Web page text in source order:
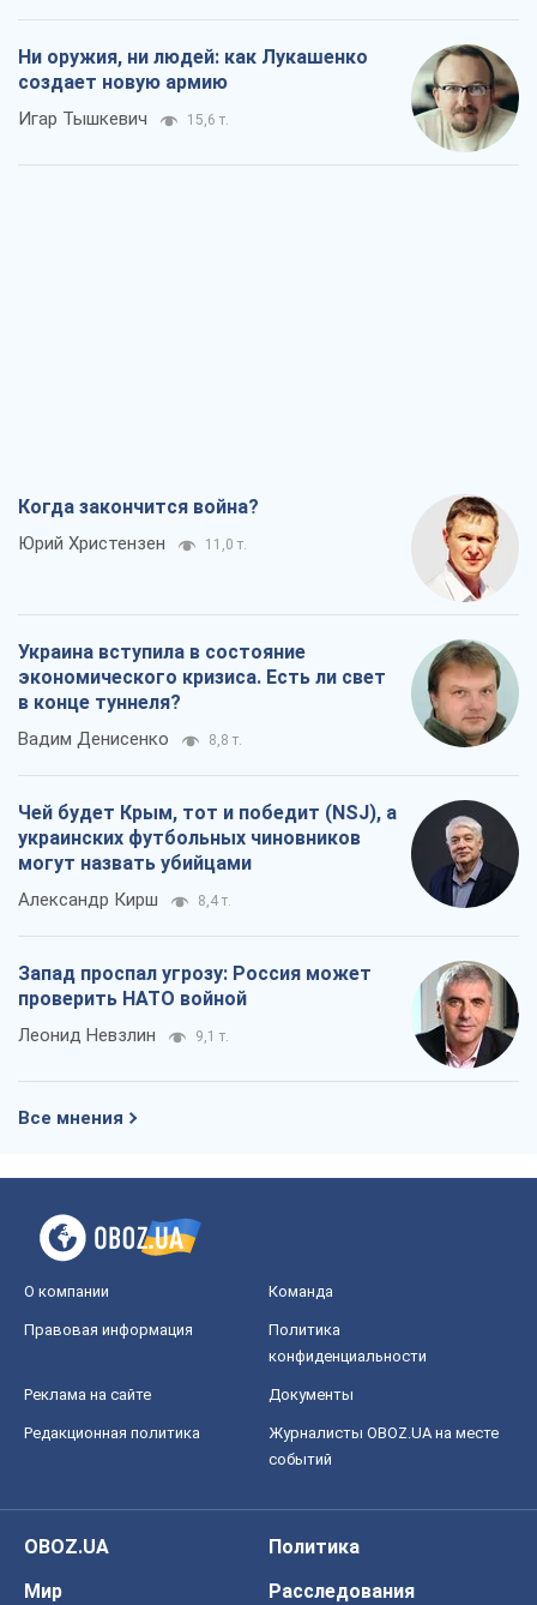
Ни оружия, ни людей: как Лукашенко
создает новую армию
Игар Тышкевич 15,6 т.
Когда закончится война?
Юрий Христензен 11,0 т.
Украина вступила в состояние
экономического кризиса. Есть ли свет
в конце туннеля?
Вадим Денисенко 8,8 т.
Чей будет Крым, тот и победит (NSJ), а
украинских футбольных чиновников
могут назвать убийцами
Александр Кирш 8,4 т.
Запад проспал угрозу: Россия может
проверить НАТО войной
Леонид Невзлин 9,1 т.
Все мнения
О компании Команда
Правовая информация
Политика
конфиденциальности
Реклама на сайте Документы
Редакционная политика
Журналисты OBOZ.UA на месте
событий
OBOZ.UA
Политика
Мир
Расследования